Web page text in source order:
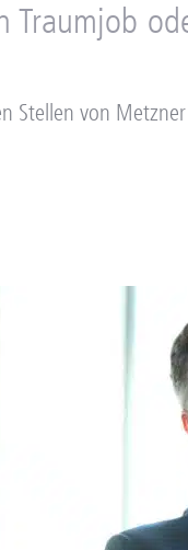
Stellen von